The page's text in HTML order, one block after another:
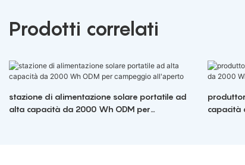
Prodotti correlati
stazione di alimentazione solare portatile ad
alta capacità da 2000 Wh ODM per
capacità